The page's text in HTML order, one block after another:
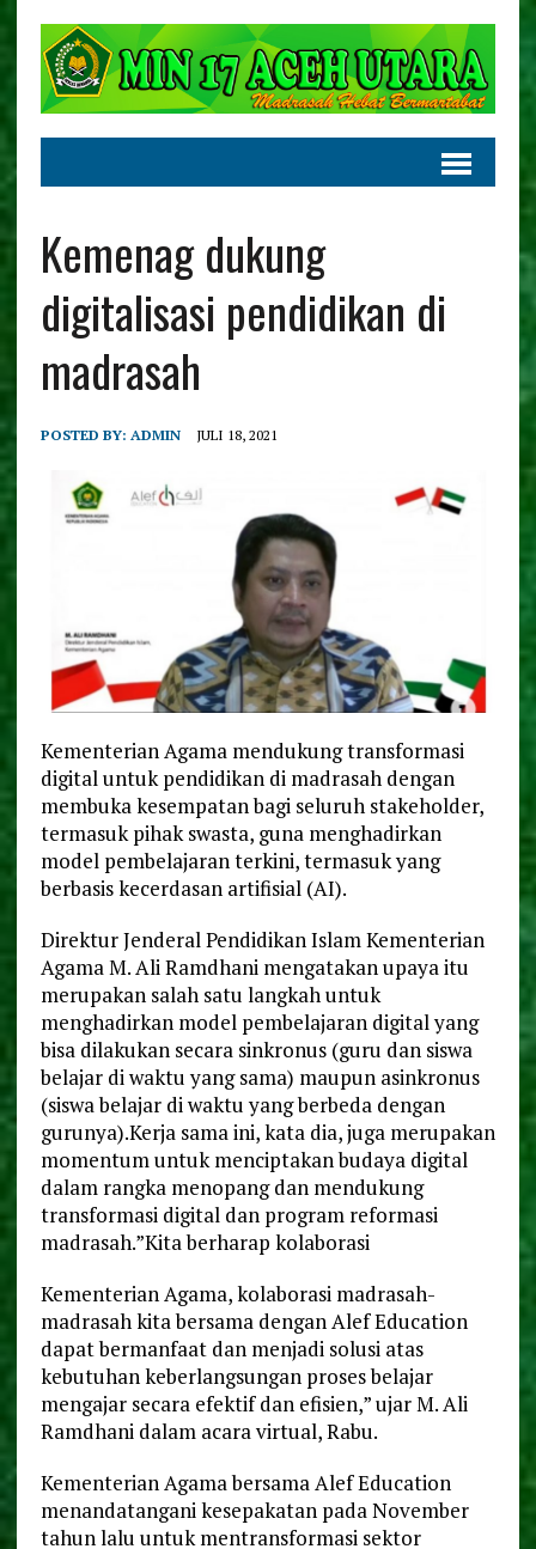
Kemenag dukung
digitalisasi pendidikan di
madrasah
POSTED BY: ADMIN JULI 18, 2021
Kementerian Agama mendukung transformasi
digital untuk pendidikan di madrasah dengan
membuka kesempatan bagi seluruh stakeholder,
termasuk pihak swasta, guna menghadirkan
model pembelajaran terkini, termasuk yang
berbasis kecerdasan artifisial (AI).
Direktur Jenderal Pendidikan Islam Kementerian
Agama M. Ali Ramdhani mengatakan upaya itu
merupakan salah satu langkah untuk
menghadirkan model pembelajaran digital yang
bisa dilakukan secara sinkronus (guru dan siswa
belajar di waktu yang sama) maupun asinkronus
(siswa belajar di waktu yang berbeda dengan
gurunya).Kerja sama ini, kata dia, juga merupakan
momentum untuk menciptakan budaya digital
dalam rangka menopang dan mendukung
transformasi digital dan program reformasi
madrasah.”Kita berharap kolaborasi
Kementerian Agama, kolaborasi madrasah-
madrasah kita bersama dengan Alef Education
dapat bermanfaat dan menjadi solusi atas
kebutuhan keberlangsungan proses belajar
mengajar secara efektif dan efisien,” ujar M. Ali
Ramdhani dalam acara virtual, Rabu.
Kementerian Agama bersama Alef Education
menandatangani kesepakatan pada November
tahun lalu untuk mentransformasi sektor